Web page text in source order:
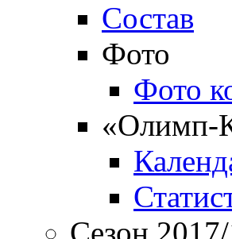
Состав
Фото
Фото
«Олимп-